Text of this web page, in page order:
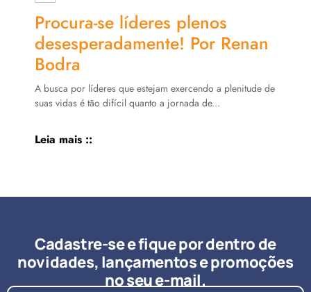
Procura-se líderes plenos
desesperadamente! Por Renan
Bodra
A busca por líderes que estejam exercendo a plenitude de
suas vidas é tão difícil quanto a jornada de...
Leia mais ::
Cadastre-se e fique por dentro de
novidades, lançamentos e promoções
no seu e-mail.